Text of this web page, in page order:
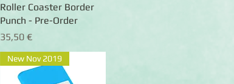
Schnellansicht
Roller Coaster Border
Punch - Pre-Order
Preis
35,50 €
New Nov 2019